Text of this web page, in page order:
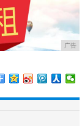
广告